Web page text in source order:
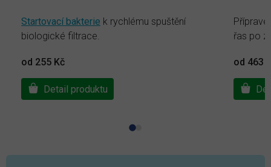
Startovací bakterie k rychlému spuštění
biologické filtrace.
od 255 Kč
Detail produktu
řas po
od 463